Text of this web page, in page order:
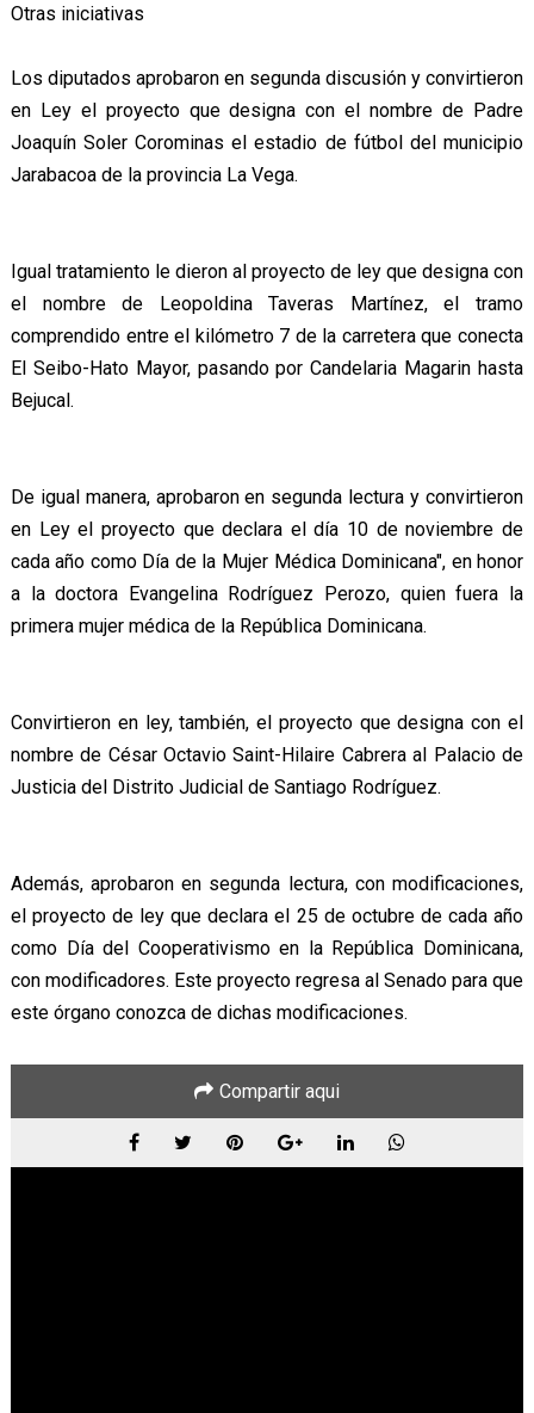
Otras iniciativas
Los diputados aprobaron en segunda discusión y convirtieron
en Ley el proyecto que designa con el nombre de Padre
Joaquín Soler Corominas el estadio de fútbol del municipio
Jarabacoa de la provincia La Vega.
Igual tratamiento le dieron al proyecto de ley que designa con
el nombre de Leopoldina Taveras Martínez, el tramo
comprendido entre el kilómetro 7 de la carretera que conecta
El Seibo-Hato Mayor, pasando por Candelaria Magarin hasta
Bejucal.
De igual manera, aprobaron en segunda lectura y convirtieron
en Ley el proyecto que declara el día 10 de noviembre de
cada año como Día de la Mujer Médica Dominicana", en honor
a la doctora Evangelina Rodríguez Perozo, quien fuera la
primera mujer médica de la República Dominicana.
Convirtieron en ley, también, el proyecto que designa con el
nombre de César Octavio Saint-Hilaire Cabrera al Palacio de
Justicia del Distrito Judicial de Santiago Rodríguez.
Además, aprobaron en segunda lectura, con modificaciones,
el proyecto de ley que declara el 25 de octubre de cada año
como Día del Cooperativismo en la República Dominicana,
con modificadores. Este proyecto regresa al Senado para que
este órgano conozca de dichas modificaciones.
Compartir aqui